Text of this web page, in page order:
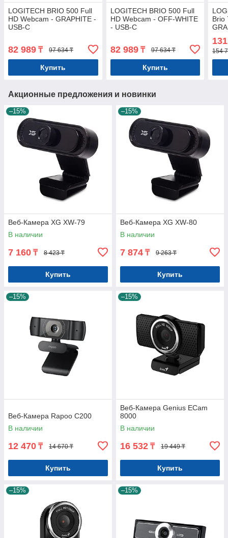
LOGITECH BRIO 500 Full
HD Webcam - GRAPHITE -
USB-C
82 989 ₸ 97 634 ₸
Купить
LOGITECH BRIO 500 Full
HD Webcam - OFF-WHITE
- USB-C
82 989₸ 97 634 ₸
Купить
Brio
154
Акционные предложения и новинки
–15%
Веб-Камера XG XW-79
В наличии
7 160 ₸ 8 423 ₸
Купить
–15%
Веб-Камера XG XW-80
В наличии
7 874 ₸ 9 263 ₸
Купить
–15%
Веб-Камера Rapoo C200
В наличии
12 470 ₸ 14 670 ₸
Купить
–15%
Веб-Камера Genius ECam
8000
В наличии
16 532 ₸ 19 449 ₸
Купить
–15% –15%